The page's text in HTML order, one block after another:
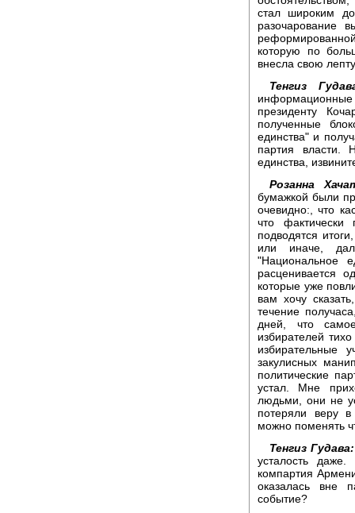
стал широким
разочарование
которую по
внесла свою
Тенгиз
президенту
полученные
единства" и
партия
единства,
Розанна
бумажкой были
очевидно:, что
что
подводятся
или иначе,
"Национальное
расценивается
которые уже
вам хочу
течение
дней, что
избирателей
избирательные
закулисных
политические
устал. Мне
людьми, они не
потеряли веру
можно поменять
Тенгиз Гудава:
усталость
компартия
оказалась вне
событие?